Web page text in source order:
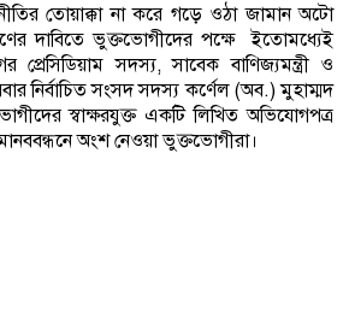
তোয়াক্কা না করে গড়ে ওঠা জামান অটো
দাবিতে ভুক্তভোগীদের পক্ষে ইতোমধ্যেই
প্রেসিডিয়াম সদস্য, সাবেক বাণিজ্যমন্ত্রী ও
নির্বাচিত সংসদ সদস্য কর্ণেল (অব.) মুহাম্মদ
স্বাক্ষরযুক্ত একটি লিখিত অভিযোগপত্র
অংশ নেওয়া ভুক্তভোগীরা।